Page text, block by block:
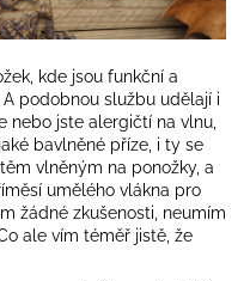
kde jsou funkční a
podobnou službu udělají i
nebo jste alergičtí na vlnu,
bavlněné příze, i ty se
vlněným na ponožky, a
umělého vlákna pro
žádné zkušenosti, neumím
ale vím téměř jistě, že